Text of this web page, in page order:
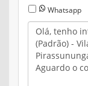
Whatsapp